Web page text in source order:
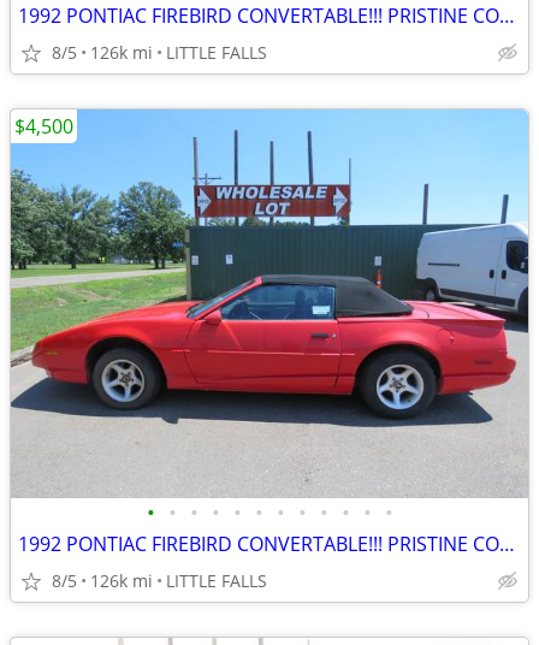
1992 PONTIAC FIREBIRD CONVERTABLE!!! PRISTINE CONDITION!!!
8/5 126k mi LITTLE FALLS
• • • • • • • • • • • •
1992 PONTIAC FIREBIRD CONVERTABLE!!! PRISTINE CONDITION!!!
8/5 126k mi LITTLE FALLS
$4,500